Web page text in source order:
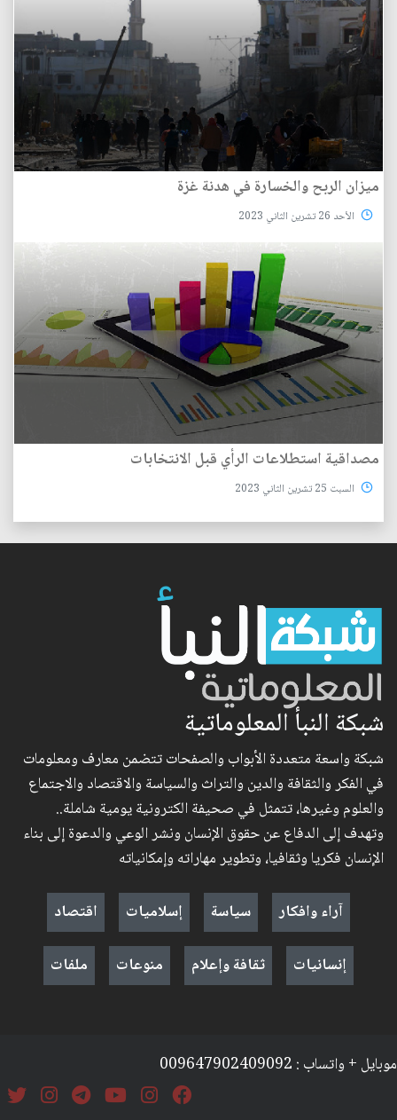
ميزان الربح والخسارة في هدنة غزة
الأحد 26 تشرين الثاني 2023
مصداقية استطلاعات الرأي قبل الانتخابات
السبت 25 تشرين الثاني 2023
شبكة النبأ المعلوماتية
شبكة واسعة متعددة الأبواب والصفحات تتضمن معارف ومعلومات
في الفكر والثقافة والدين والتراث والسياسة والاقتصاد والاجتماع
والعلوم وغيرها، تتمثل في صحيفة الكترونية يومية شاملة..
وتهدف إلى الدفاع عن حقوق الإنسان ونشر الوعي والدعوة إلى بناء
الإنسان فكريا وثقافيا، وتطوير مهاراته وإمكانياته
آراء وافكار
سياسة إسلاميات
اقتصاد
إنسانيات
ثقافة وإعلام منوعات ملفات
موبايل + واتساب : 009647902409092